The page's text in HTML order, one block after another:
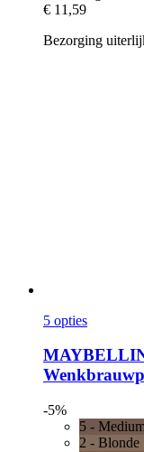
€ 11,59
Bezorging
5 opties
-5%
5 -
2 - Blonde